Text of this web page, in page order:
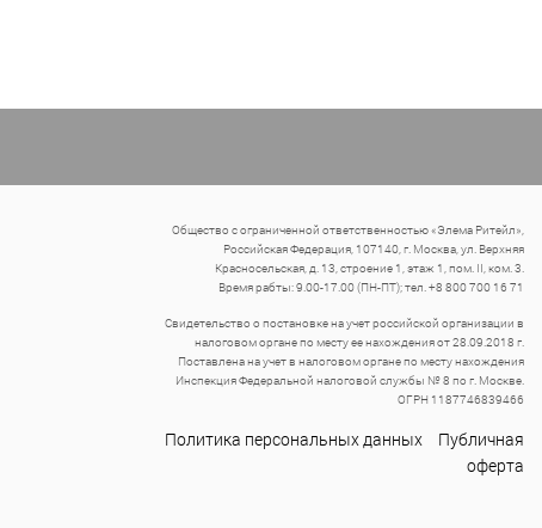
Общество с ограниченной ответственностью «Элема Ритейл»,
Российская Федерация, 107140, г. Москва, ул. Верхняя
Красносельская, д. 13, строение 1, этаж 1, пом. II, ком. 3.
Время рабты: 9.00-17.00 (ПН-ПТ); тел. +8 800 700 16 71
Свидетельство о постановке на учет российской организации в
налоговом органе по месту ее нахождения от 28.09.2018 г.
Поставлена на учет в налоговом органе по месту нахождения
Инспекция Федеральной налоговой службы № 8 по г. Москве.
ОГРН 1187746839466
Политика персональных данных
Публичная
оферта